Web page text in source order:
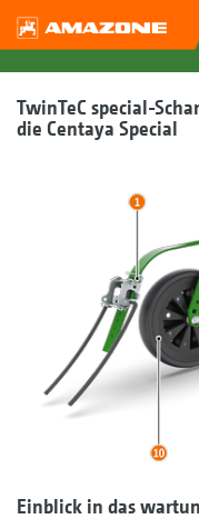
TwinTeC special-
die Centaya Special
Einblick in das